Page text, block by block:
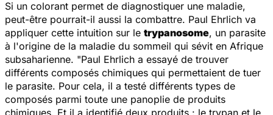
Si un colorant permet de diagnostiquer une maladie,
peut-être pourrait-il aussi la combattre. Paul Ehrlich va
appliquer cette intuition sur le trypanosome, un parasite
à l'origine de la maladie du sommeil qui sévit en Afrique
subsaharienne. "Paul Ehrlich a essayé de trouver
différents composés chimiques qui permettaient de tuer
le parasite. Pour cela, il a testé différents types de
composés parmi toute une panoplie de produits
chimiques. Et il a identifié deux produits : le trypan et le